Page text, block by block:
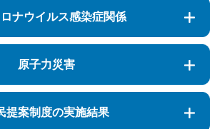
ナウイルス感染症関係
原子力災害
提案制度の実施結果